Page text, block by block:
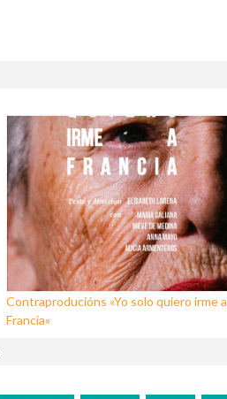
Contraproducións «Yo solo quiero irme a
Francia»